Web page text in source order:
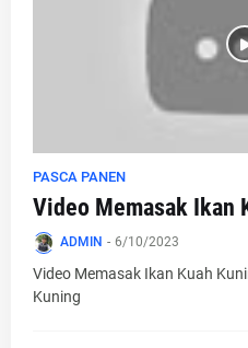
PASCA PANEN
Video Memasak Ikan
ADMIN - 6/10/2023
Video Memasak Ikan Kuah
Kuning